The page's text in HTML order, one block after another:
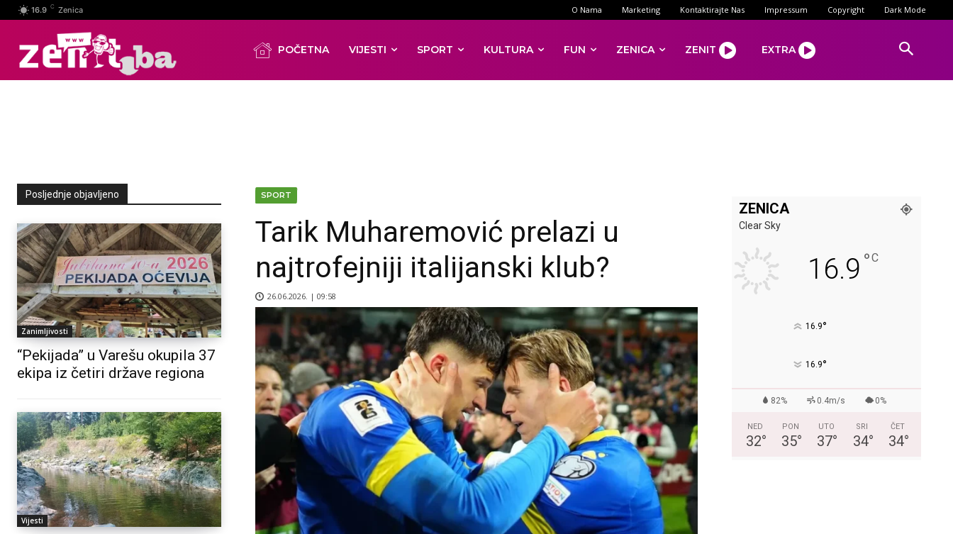
16.9 C Zenica O Nama Marketing Kontaktirajte Nas Impressum Copyright Dark Mode
POČETNA VIJESTI SPORT KULTURA FUN ZENICA ZENIT EXTRA
Posljednje objavljeno
Zanimljivosti
“Pekijada” u Varešu okupila 37
ekipa iz četiri države regiona
Vijesti
SPORT
Tarik Muharemović prelazi u
najtrofejniji italijanski klub?
26.06.2026. | 09:58
ZENICA
Clear Sky
16.9 °C
16.9°
16.9°
82% 0.4m/s 0%
NED
32°
PON
35°
UTO
37°
SRI
34°
ČET
34°